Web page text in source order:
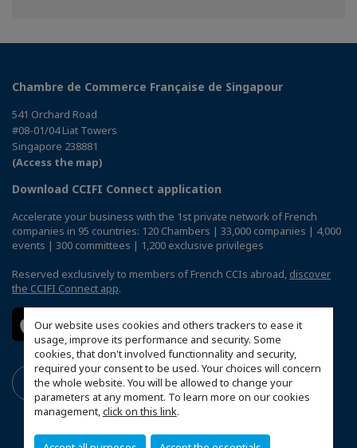
Our website uses cookies and others trackers to ease it
usage, improve its performance and security. Some
cookies, that don't involved functionnality and security,
required your consent to be used. Your choices will concern
the whole website. You will be allowed to change your
parameters at any moment. To learn more on our cookies
management,click on this link.
Chambre de Commerce Française de Singapour
541 Orchard Road
#08-01/04 Liat Towers
Singapore 238881
(Access the map)
Download CCIFI Connect application
Accelerate your business with the 1st private network of French
companies in 95 countries: 120 Chambers | 33,000 companies | 4,000
events | 300 committees | 1,200 exclusive privileges
Reserved exclusively to members of French CCIs abroad, discover
the CCIFI Connect app.